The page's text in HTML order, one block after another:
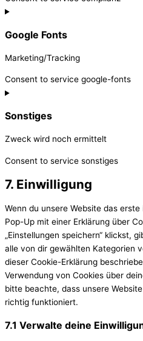
Google Fonts
Marketing/Tracking
Consent to service google-fonts
Sonstiges
Zweck wird noch ermittelt
Consent to service sonstiges
7. Einwilligung
Wenn du unsere Website das
Pop-Up mit einer Erklärung über
„Einstellungen speichern“ klickst,
alle von dir gewählten Kategorien
dieser Cookie-Erklärung
Verwendung von Cookies über
bitte beachte, dass unsere
richtig funktioniert.
7.1 Verwalte deine